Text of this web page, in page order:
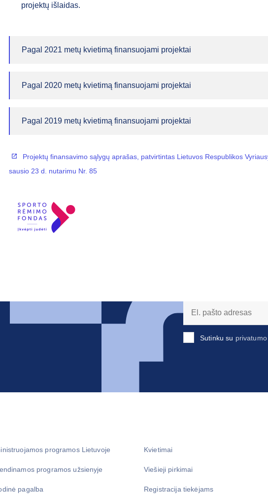
projektų išlaidas.
Pagal 2021 metų kvietimą finansuojami projektai
Pagal 2020 metų kvietimą finansuojami projektai
Pagal 2019 metų kvietimą finansuojami projektai
Projektų finansavimo sąlygų aprašas, patvirtintas Lietuvos Respublikos
sausio 23 d. nutarimu Nr. 85
Sutinku su
programos Lietuvoje
programos užsienyje
pagalba
Kvietimai
Viešieji pirkimai
Registracija tiekėjams